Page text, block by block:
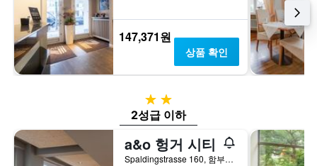
147,371원
상품 확인
2성급
2성급 이하
a&o 헝거 시티
Spaldingstrasse 160, 함부르크, 함부르크, 독일